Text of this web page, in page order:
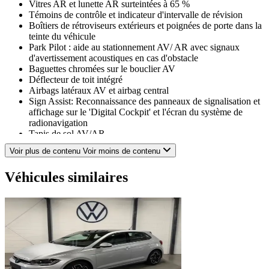
Vitres AR et lunette AR surteintées à 65 %
Témoins de contrôle et indicateur d'intervalle de révision
Boîtiers de rétroviseurs extérieurs et poignées de porte dans la
teinte du véhicule
Park Pilot : aide au stationnement AV/ AR avec signaux
d'avertissement acoustiques en cas d'obstacle
Baguettes chromées sur le bouclier AV
Déflecteur de toit intégré
Airbags latéraux AV et airbag central
Sign Assist: Reconnaissance des panneaux de signalisation et
affichage sur le 'Digital Cockpit' et l'écran du système de
radionavigation
Tapis de sol AV/AR
Aumônières au dos des sièges AV
Airbags frontaux AV conducteur et passager (Airbag passager
Fatigue Détection : système de détection de fatigue du
recommande un temps de repos par l'apparition d'un message
visuel et sonore
App-Connect sans fil affichage et contrôle via l'écran tactile
du véhicule, du contenu, des fonctions et des applications
compatibles présents sur le Smartphone (compatibilité avec les
systèmes Apple CarPlay et Android Auto). Fonction sans fil
uniquement disponible avec Apple CarPlay
Voir plus de contenu Voir moins de contenu
Véhicules similaires